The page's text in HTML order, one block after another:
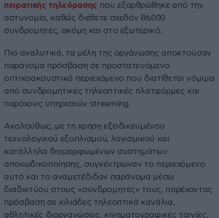
πειρατικής τηλεόρασης που εξαρθρώθηκε από την
αστυνομία, καθώς διέθετε σχεδόν 86.000
συνδρομητές, ακόμη και στο εξωτερικό.
Πιο αναλυτικά, τα μέλη της οργάνωσης αποκτούσαν
παράνομα πρόσβαση σε προστατευόμενο
οπτικοακουστικό περιεχόμενο που διατίθεται νόμιμα
από συνδρομητικές τηλεοπτικές πλατφόρμες και
παρόχους υπηρεσιών streaming.
Ακολούθως, με τη χρήση εξειδικευμένου
τεχνολογικού εξοπλισμού, λογισμικού και
κατάλληλα διαμορφωμένων συστημάτων
αποκωδικοποίησης, συγκέντρωναν το περιεχόμενο
αυτό και το αναμετέδιδαν παράνομα μέσω
διαδικτύου στους «συνδρομητές» τους, παρέχοντας
πρόσβαση σε χιλιάδες τηλεοπτικά κανάλια,
αθλητικές διοργανώσεις, κινηματογραφικές ταινίες,